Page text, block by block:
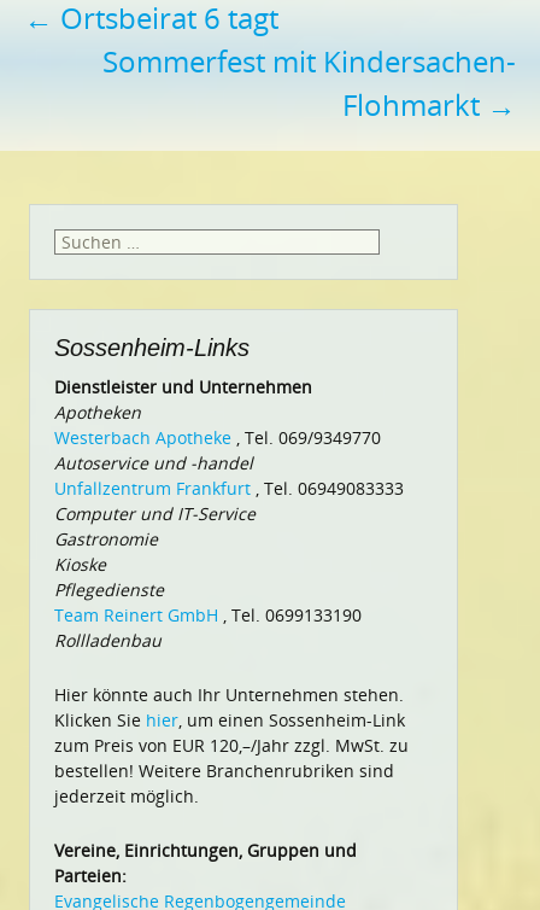
Beitragsnavigation
← Ortsbeirat 6 tagt
Sommerfest mit Kindersachen-
Flohmarkt →
Suchen
Sossenheim-Links
Dienstleister und Unternehmen
Apotheken
Westerbach Apotheke , Tel. 069/9349770
Autoservice und -handel
Unfallzentrum Frankfurt , Tel. 06949083333
Computer und IT-Service
Gastronomie
Kioske
Pflegedienste
Team Reinert GmbH , Tel. 0699133190
Rollladenbau
Hier könnte auch Ihr Unternehmen stehen.
Klicken Sie hier, um einen Sossenheim-Link
zum Preis von EUR 120,–/Jahr zzgl. MwSt. zu
bestellen! Weitere Branchenrubriken sind
jederzeit möglich.
Vereine, Einrichtungen, Gruppen und
Parteien:
Evangelische Regenbogengemeinde